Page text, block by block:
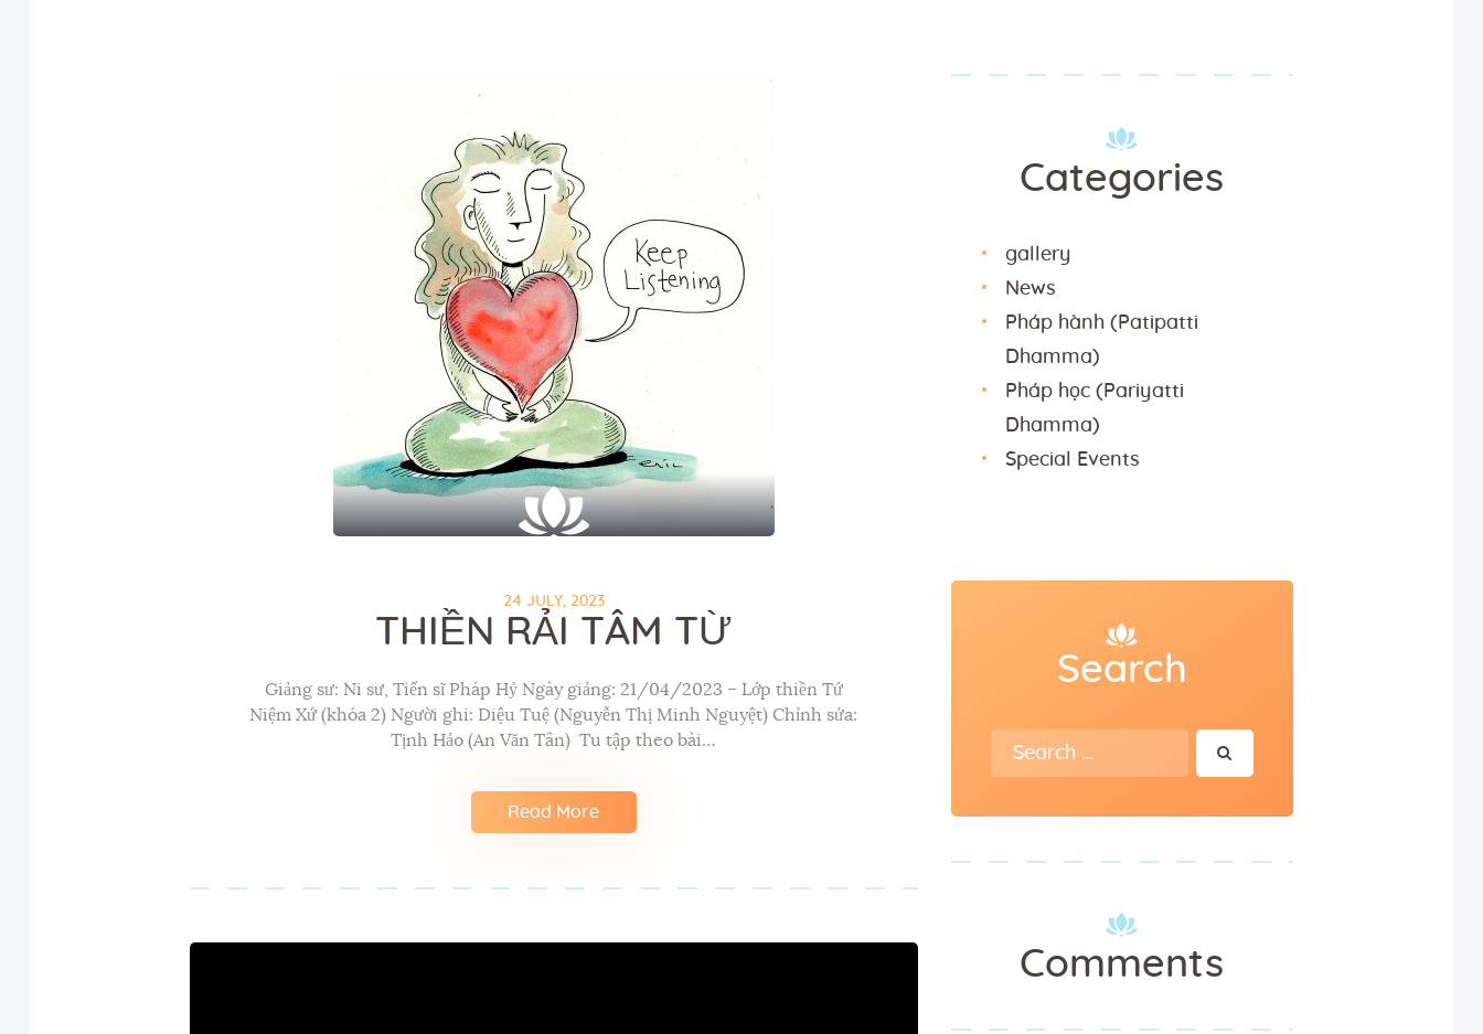
24 JULY, 2023
THIỀN RẢI TÂM TỪ
Giảng sư: Ni sư, Tiến sĩ Pháp Hỷ Ngày giảng: 21/04/2023 – Lớp thiền Tứ
Niệm Xứ (khóa 2) Người ghi: Diệu Tuệ (Nguyễn Thị Minh Nguyệt) Chỉnh sửa:
Tịnh Hảo (An Văn Tân) Tu tập theo bài…
Read More
Categories
gallery
News
Pháp hành (Patipatti
Dhamma)
Pháp học (Pariyatti
Dhamma)
Special Events
Search
Search
for:
Comments